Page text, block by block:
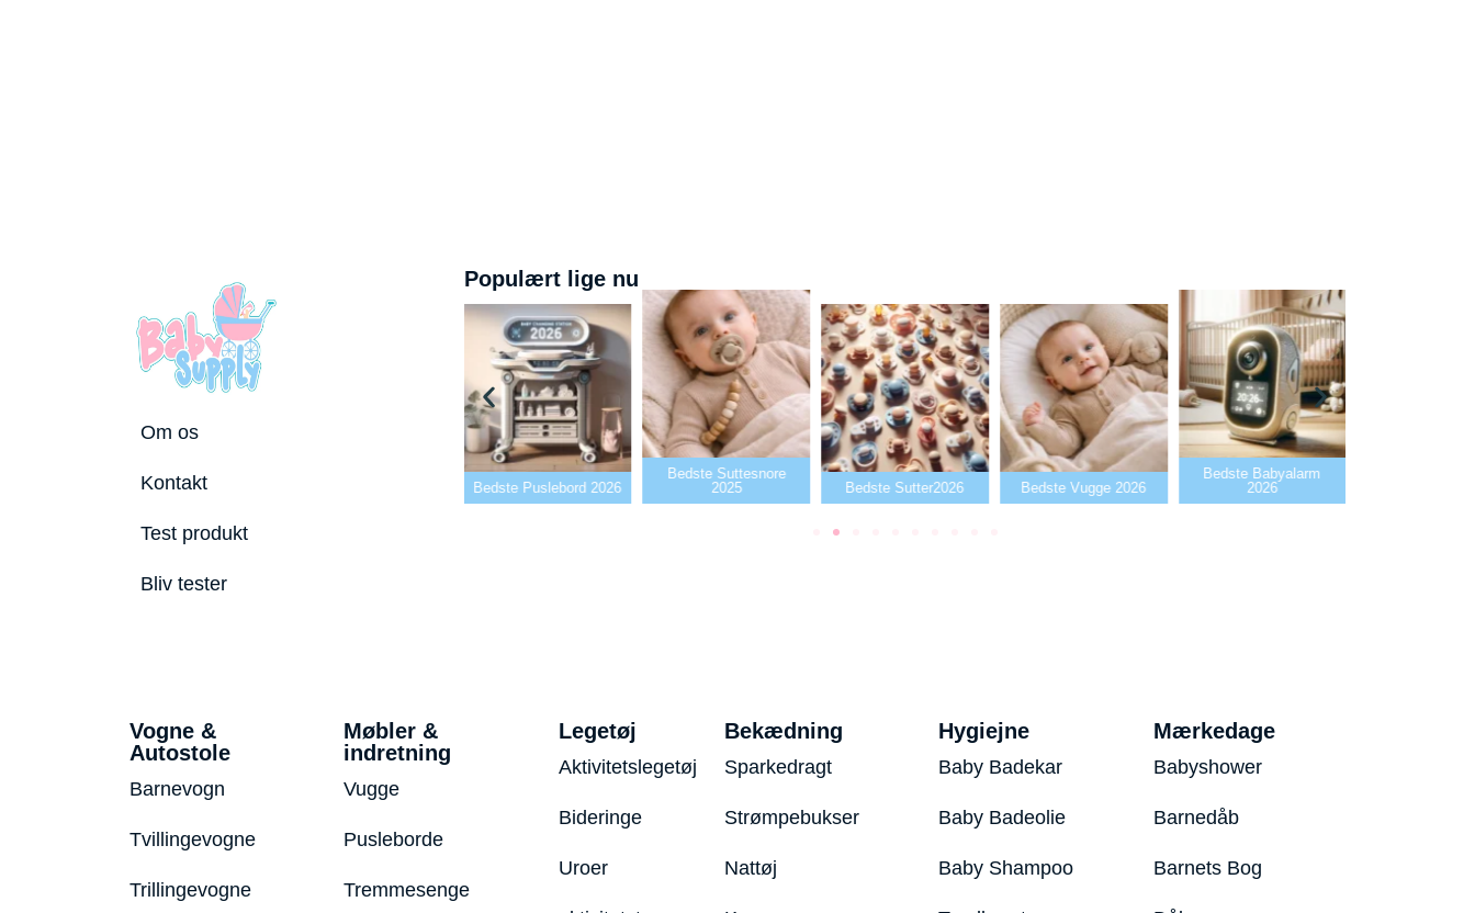
Om os
Kontakt
Test produkt
Bliv tester
Populært lige nu
Bedste puslepude 2026 Bedste Puslebord 2026
Bedste Suttesnore
2025
Bedste Sutter2026 Bedste Vugge 2026
Bedste Babyalarm
2026
Vogne &
Autostole
Barnevogn
Tvillingevogne
Trillingevogne
Møbler &
indretning
Vugge
Pusleborde
Tremmesenge
Legetøj
Aktivitetslegetøj
Bideringe
Uroer
Bekædning
Sparkedragt
Strømpebukser
Nattøj
Hygiejne
Baby Badekar
Baby Badeolie
Baby Shampoo
Mærkedage
Babyshower
Barnedåb
Barnets Bog